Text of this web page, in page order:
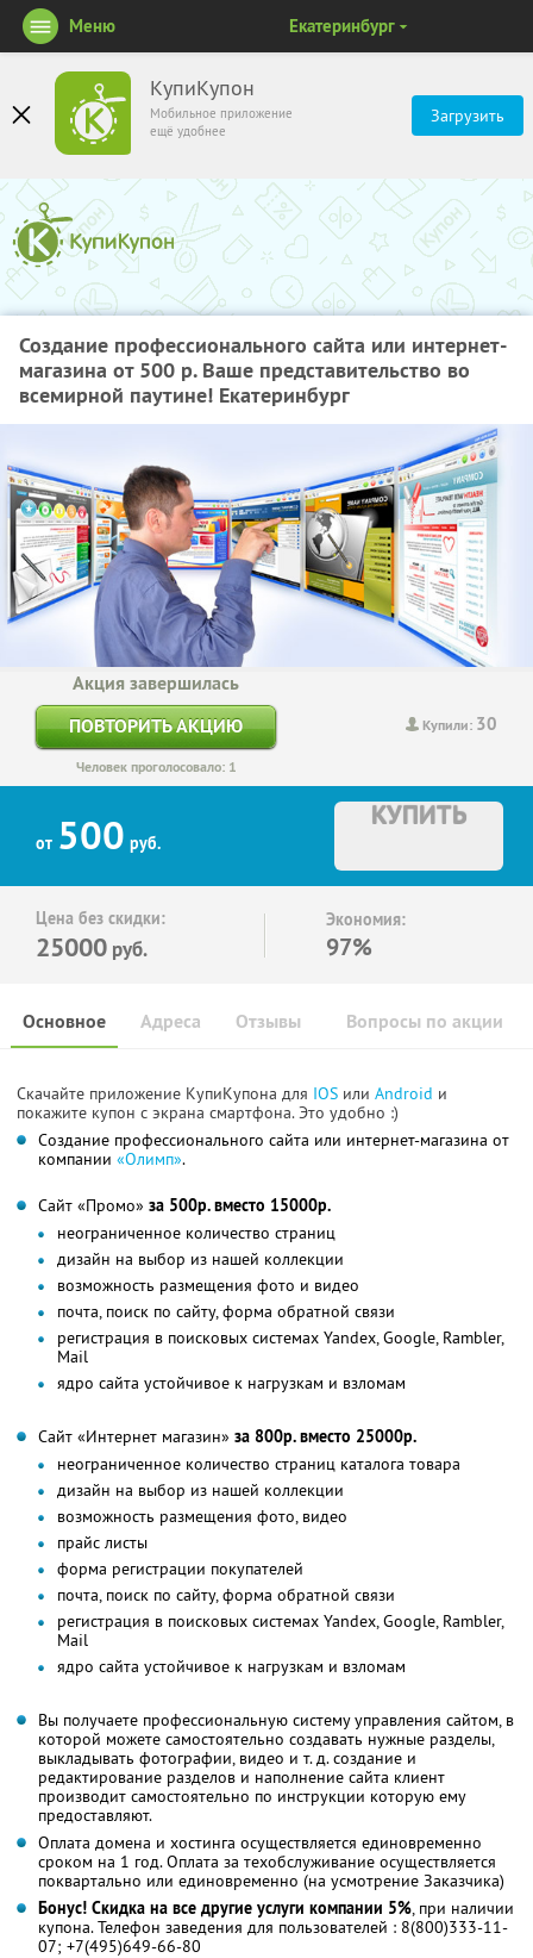
КупиКупон
Мобильное приложение
ещё удобнее
Загрузить
Меню Екатеринбург
Создание профессионального сайта или интернет-
магазина от 500 р. Ваше представительство во
всемирной паутине! Екатеринбург
Купили: 30
Акция завершилась
ПОВТОРИТЬ АКЦИЮ
Человек проголосовало: 1
от 500 руб.
КУПИТЬ
Цена без скидки:
25000 руб.
Экономия:
97%
Основное Отзывы Вопросы по акции
Адреса
Скачайте приложение КупиКупона для IOS или Android и
покажите купон с экрана смартфона. Это удобно :)
Создание профессионального сайта или интернет-магазина от
компании «Олимп».
Сайт «Промо» за 500р. вместо 15000р.
неограниченное количество страниц
дизайн на выбор из нашей коллекции
возможность размещения фото и видео
почта, поиск по сайту, форма обратной связи
регистрация в поисковых системах Yandex, Google, Rambler,
Mail
ядро сайта устойчивое к нагрузкам и взломам
Сайт «Интернет магазин» за 800р. вместо 25000р.
неограниченное количество страниц каталога товара
дизайн на выбор из нашей коллекции
возможность размещения фото, видео
прайс листы
форма регистрации покупателей
почта, поиск по сайту, форма обратной связи
регистрация в поисковых системах Yandex, Google, Rambler,
Mail
ядро сайта устойчивое к нагрузкам и взломам
Вы получаете профессиональную систему управления сайтом, в
которой можете самостоятельно создавать нужные разделы,
выкладывать фотографии, видео и т. д. создание и
редактирование разделов и наполнение сайта клиент
производит самостоятельно по инструкции которую ему
предоставляют.
Оплата домена и хостинга осуществляется единовременно
сроком на 1 год. Оплата за техобслуживание осуществляется
поквартально или единовременно (на усмотрение Заказчика)
Бонус! Скидка на все другие услуги компании 5%, при наличии
купона. Телефон заведения для пользователей : 8(800)333-11-
07; +7(495)649-66-80